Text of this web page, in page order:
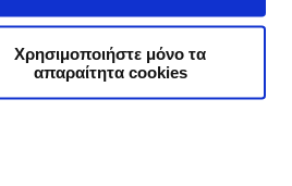
Χρησιμοποιήστε μόνο τα
απαραίτητα cookies